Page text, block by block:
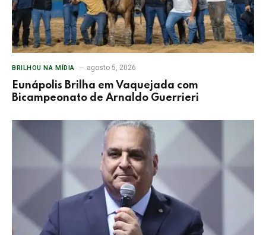
BRILHOU NA MÍDIA agosto 5, 2026
Eunápolis Brilha em Vaquejada com
Bicampeonato de Arnaldo Guerrieri